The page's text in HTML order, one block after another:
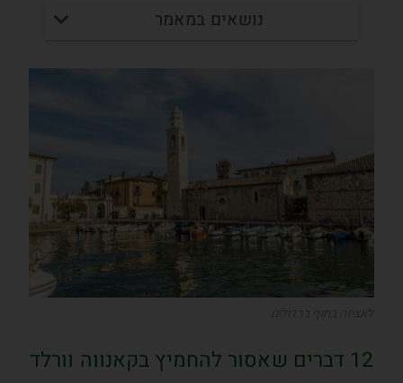
נושאים במאמר
12 דברים שאסור להחמיץ בקאנווה וורלד